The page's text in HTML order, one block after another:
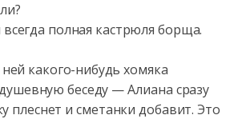
полная кастрюля борща.
какого-нибудь хомяка
беседу — Алиана сразу
плеснет и сметанки добавит. Это